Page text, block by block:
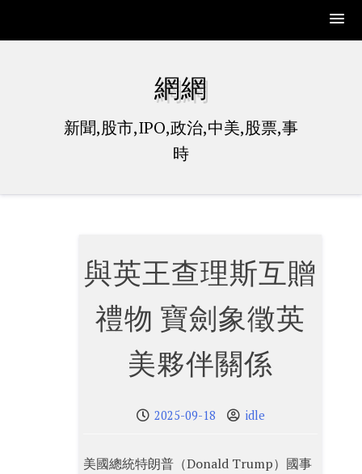
網網
新聞,股市,IPO,政治,中美,股票,事
時
與英王查理斯互贈
禮物 寶劍象徵英
美夥伴關係
2025-09-18 idle
美國總統特朗普（Donald Trump）國事